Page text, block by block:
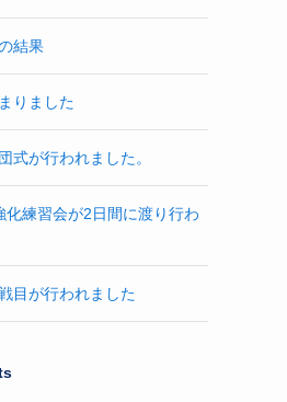
結果
りました
式が行われました。
化練習会が2日間に渡り行わ
目が行われました